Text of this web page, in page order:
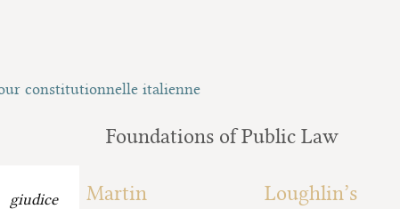
constitutionnelle italienne
Foundations of Public Law
Martin Loughlin’s